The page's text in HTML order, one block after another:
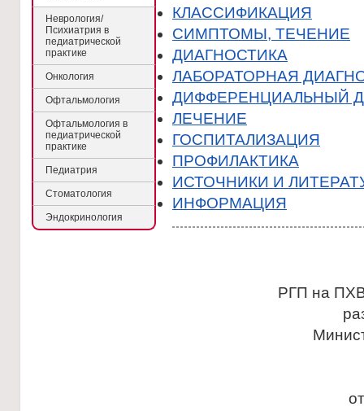
Неврология/
Психиатрия в
педиатрической
практике
Онкология
Офтальмология
Офтальмология в
педиатрической
практике
Педиатрия
Стоматология
Эндокринология
КЛАССИФИКАЦИЯ
CИМПТОМЫ, ТЕЧЕНИЕ
ДИАГНОСТИКА
ЛАБОРАТОРНАЯ
ДИФФЕРЕНЦИАЛЬНЫЙ
ЛЕЧЕНИЕ
ГОСПИТАЛИЗАЦИЯ
ПРОФИЛАКТИКА
ИСТОЧНИКИ И
ИНФОРМАЦИЯ
РГП на ПХВ